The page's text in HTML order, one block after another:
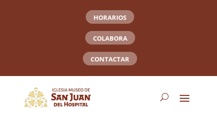
HORARIOS
COLABORA
CONTACTAR